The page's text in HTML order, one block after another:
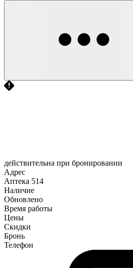
действительна при бронировании
Адрес
Аптека 514
Наличие
Обновлено
Время работы
Цены
Скидки
Бронь
Телефон